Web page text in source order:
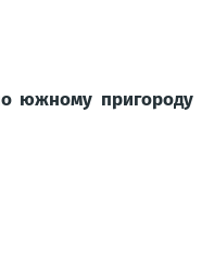
южному пригороду